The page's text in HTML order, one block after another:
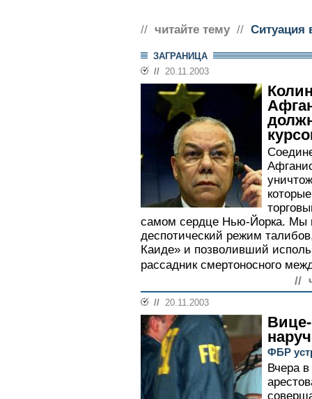
// читайте тему // Ситуация
ЗАГРАНИЦА
// 20.11.2003
самом сердце Нью-Йорка. Мы
деспотический режим
Каиде» и позволивший
рассадник смертоносного
//
// 20.11.2003
ФБР
Вчера